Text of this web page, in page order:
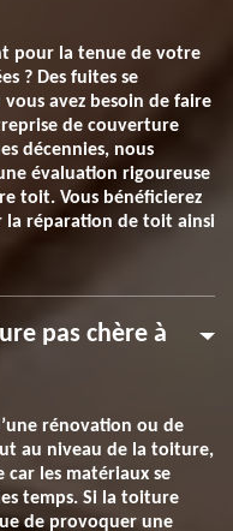
pour la tenue de votre
? Des fuites se
avez besoin de faire
de couverture
décennies, nous
évaluation rigoureuse
toit. Vous bénéficierez
réparation de toit ainsi
pas chère à
rénovation ou de
au niveau de la toiture,
car les matériaux se
temps. Si la toiture
de provoquer une